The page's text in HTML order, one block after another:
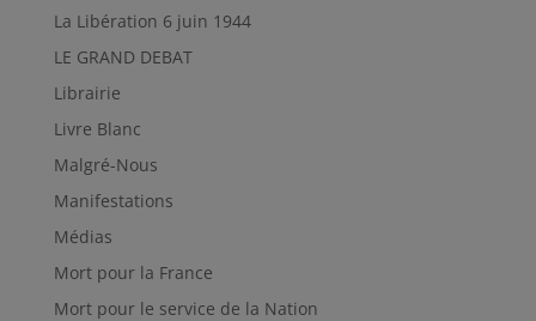
La Libération 6 juin 1944
LE GRAND DEBAT
Librairie
Livre Blanc
Malgré-Nous
Manifestations
Médias
Mort pour la France
Mort pour le service de la Nation